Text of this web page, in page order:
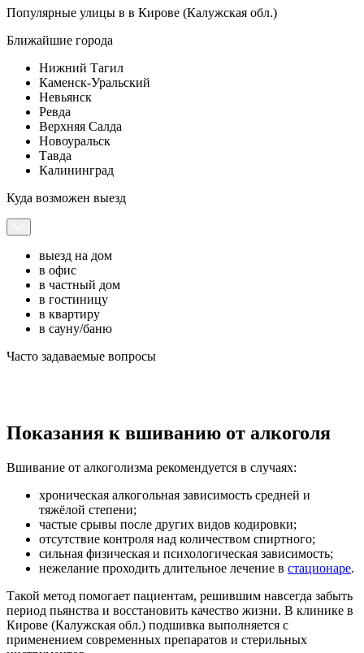
Популярные улицы в в Кирове (Калужская обл.)
Ближайшие города
Нижний Тагил
Каменск-Уральский
Невьянск
Ревда
Верхняя Салда
Новоуральск
Тавда
Калининград
Куда возможен выезд
выезд на дом
в офис
в частный дом
в гостиницу
в квартиру
в сауну/баню
Часто задаваемые вопросы
Показания к вшиванию от алкоголя
Вшивание от алкоголизма рекомендуется в случаях:
хроническая алкогольная зависимость средней и
тяжёлой степени;
частые срывы после других видов кодировки;
отсутствие контроля над количеством спиртного;
сильная физическая и психологическая зависимость;
нежелание проходить длительное лечение в стационаре.
Такой метод помогает пациентам, решившим навсегда забыть
период пьянства и восстановить качество жизни. В клинике в
Кирове (Калужская обл.) подшивка выполняется с
применением современных препаратов и стерильных